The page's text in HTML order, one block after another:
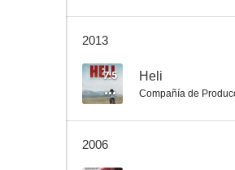
2013
7.5 Heli
Compañía de
2006